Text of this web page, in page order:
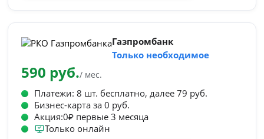
Газпромбанк
Только необходимое
590 руб./ мес.
Платежи: 8 шт. бесплатно, далее 79 руб.
Бизнес-карта за 0 руб.
Акция:0₽ первые 3 месяца
Только онлайн